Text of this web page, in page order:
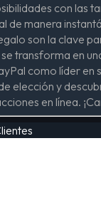
con las
de manera
son la clave
transforma en
como líder en
elección y
en línea.